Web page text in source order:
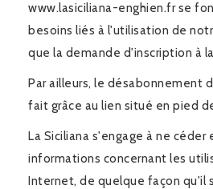
www.lasiciliana-enghien.fr se
besoins liés à l'utilisation de
que la demande d'inscription à
Par ailleurs, le désabonnement
fait grâce au lien situé en pied
La Siciliana s'engage à ne céder
informations concernant les
Internet, de quelque façon qu'il